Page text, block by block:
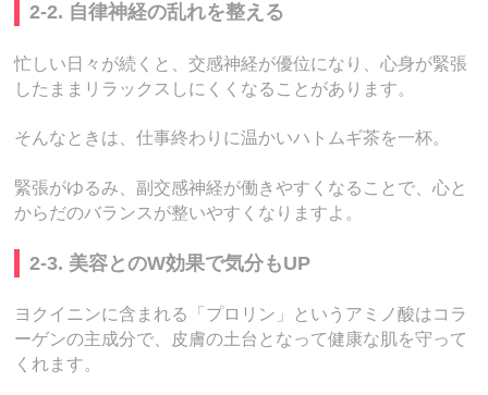
2-2. 自律神経の乱れを整える
忙しい日々が続くと、交感神経が優位になり、心身が緊張
したままリラックスしにくくなることがあります。
そんなときは、仕事終わりに温かいハトムギ茶を一杯。
緊張がゆるみ、副交感神経が働きやすくなることで、心と
からだのバランスが整いやすくなりますよ。
2-3. 美容とのW効果で気分もUP
ヨクイニンに含まれる「プロリン」というアミノ酸はコラ
ーゲンの主成分で、皮膚の土台となって健康な肌を守って
くれます。